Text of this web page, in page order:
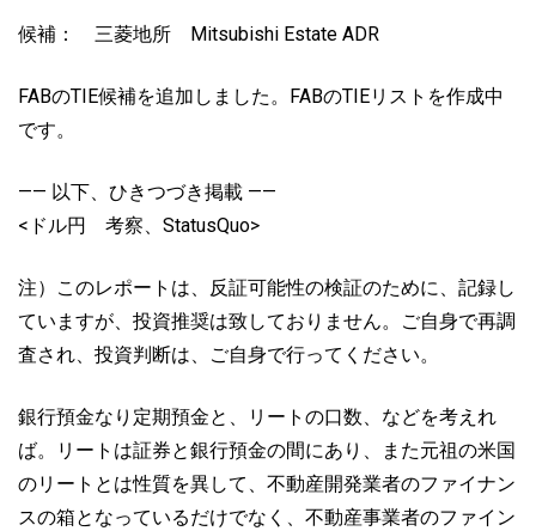
候補： 三菱地所 Mitsubishi Estate ADR
FABのTIE候補を追加しました。FABのTIEリストを作成中
です。
—— 以下、ひきつづき掲載 ——
<ドル円 考察、StatusQuo>
注）このレポートは、反証可能性の検証のために、記録し
ていますが、投資推奨は致しておりません。ご自身で再調
査され、投資判断は、ご自身で行ってください。
銀行預金なり定期預金と、リートの口数、などを考えれ
ば。リートは証券と銀行預金の間にあり、また元祖の米国
のリートとは性質を異して、不動産開発業者のファイナン
スの箱となっているだけでなく、不動産事業者のファイン